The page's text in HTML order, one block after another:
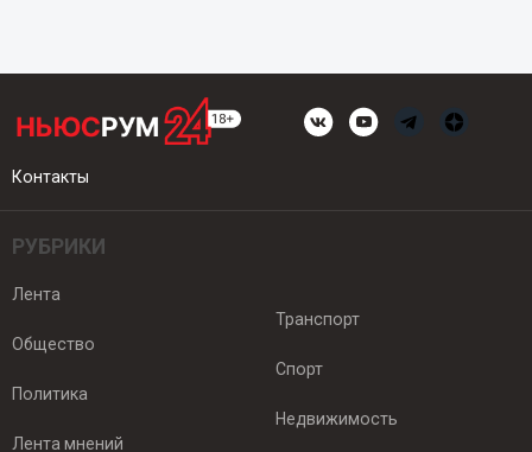
Контакты
РУБРИКИ
Лента
Общество
Политика
Лента мнений
Транспорт
Спорт
Недвижимость